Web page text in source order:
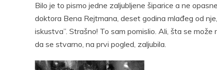
Bilo je to pismo jedne zaljubljene šiparice a ne
doktora Bena Rejtmana, deset godina mlađeg od
iskustva”. Strašno! To sam pomislio. Ali, šta se
da se stvarno, na prvi pogled, zaljubila.